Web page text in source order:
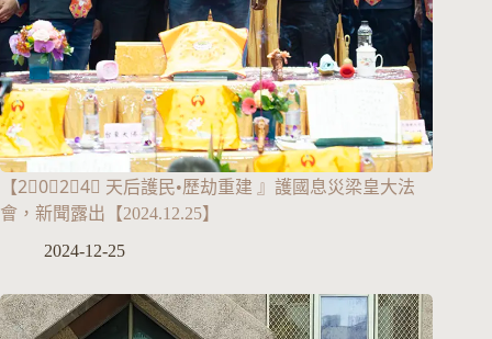
【2⃣0⃣2⃣4⃣ 天后護民•歷劫重建 』護國息災梁皇大法
會，新聞露出【2024.12.25】
2024-12-25